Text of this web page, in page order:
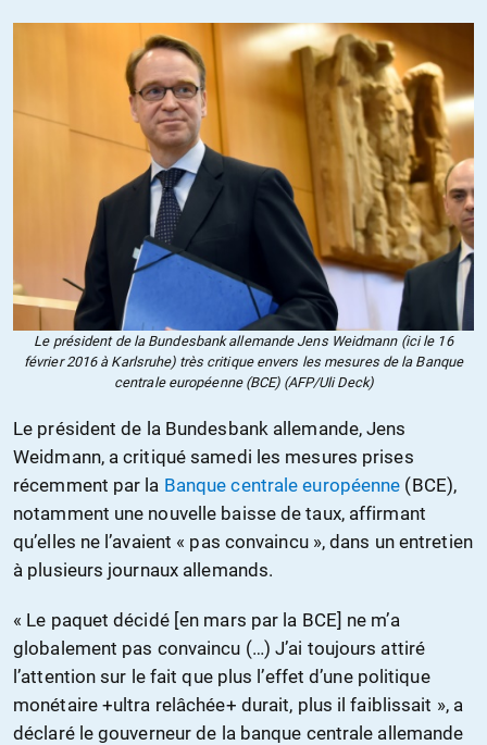
Le président de la Bundesbank allemande Jens Weidmann (ici le 16
février 2016 à Karlsruhe) très critique envers les mesures de la Banque
centrale européenne (BCE) (AFP/Uli Deck)
Le président de la Bundesbank allemande, Jens
Weidmann, a critiqué samedi les mesures prises
récemment par la Banque centrale européenne (BCE),
notamment une nouvelle baisse de taux, affirmant
qu’elles ne l’avaient « pas convaincu », dans un entretien
à plusieurs journaux allemands.
« Le paquet décidé [en mars par la BCE] ne m’a
globalement pas convaincu (…) J’ai toujours attiré
l’attention sur le fait que plus l’effet d’une politique
monétaire +ultra relâchée+ durait, plus il faiblissait », a
déclaré le gouverneur de la banque centrale allemande